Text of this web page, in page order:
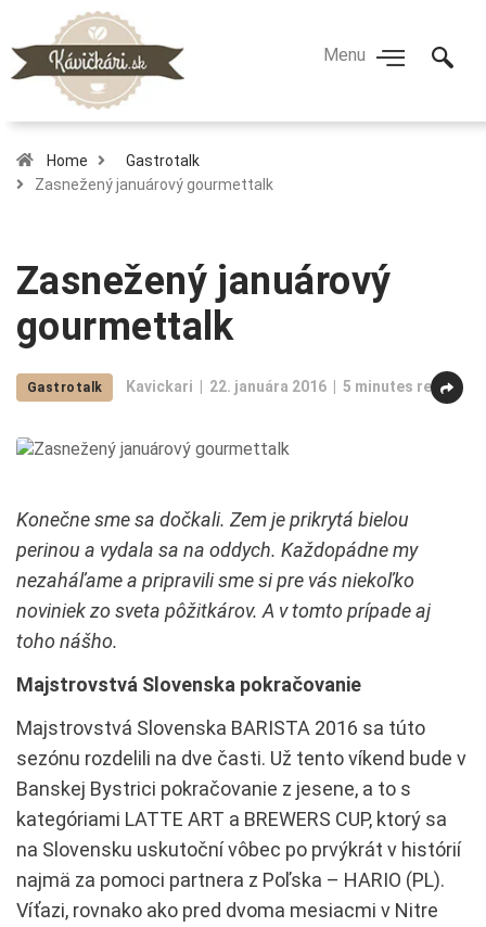
Home
Gastrotalk
Zasnežený januárový gourmettalk
Zasnežený januárový
gourmettalk
Gastrotalk Kavickari 22. januára 2016 5 minutes read
Konečne sme sa dočkali. Zem je prikrytá bielou
perinou a vydala sa na oddych. Každopádne my
nezaháľame a pripravili sme si pre vás niekoľko
noviniek zo sveta pôžitkárov. A v tomto prípade aj
toho nášho.
Majstrovstvá Slovenska pokračovanie
Majstrovstvá Slovenska BARISTA 2016 sa túto
sezónu rozdelili na dve časti. Už tento víkend bude v
Banskej Bystrici pokračovanie z jesene, a to s
kategóriami LATTE ART a BREWERS CUP, ktorý sa
na Slovensku uskutoční vôbec po prvýkrát v histórií
najmä za pomoci partnera z Poľska – HARIO (PL).
Víťazi, rovnako ako pred dvoma mesiacmi v Nitre